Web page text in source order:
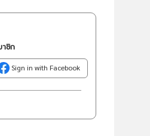
ชิก
Sign in with Facebook